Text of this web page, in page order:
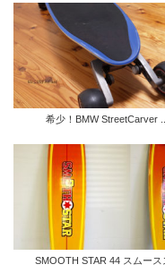
希少！BMW StreetCarver ...
SMOOTH STAR 44 スムース